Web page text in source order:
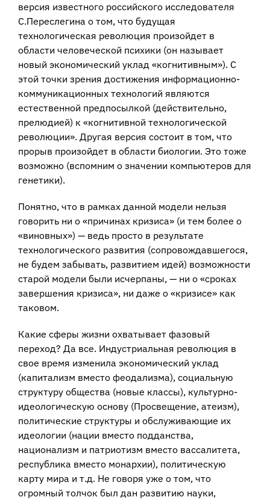
версия известного российского исследователя
С.Переслегина о том, что будущая
технологическая революция произойдет в
области человеческой психики (он называет
новый экономический уклад «когнитивным»). С
этой точки зрения достижения информационно-
коммуникационных технологий являются
естественной предпосылкой (действительно,
прелюдией) к «когнитивной технологической
революции». Другая версия состоит в том, что
прорыв произойдет в области биологии. Это тоже
возможно (вспомним о значении компьютеров для
генетики).
Понятно, что в рамках данной модели нельзя
говорить ни о «причинах кризиса» (и тем более о
«виновных») — ведь просто в результате
технологического развития (сопровождавшегося,
не будем забывать, развитием идей) возможности
старой модели были исчерпаны, — ни о «сроках
завершения кризиса», ни даже о «кризисе» как
таковом.
Какие сферы жизни охватывает фазовый
переход? Да все. Индустриальная революция в
свое время изменила экономический уклад
(капитализм вместо феодализма), социальную
структуру общества (новые классы), культурно-
идеологическую основу (Просвещение, атеизм),
политические структуры и обслуживающие их
идеологии (нации вместо подданства,
национализм и патриотизм вместо вассалитета,
республика вместо монархии), политическую
карту мира и т.д. Не говоря уже о том, что
огромный толчок был дан развитию науки,